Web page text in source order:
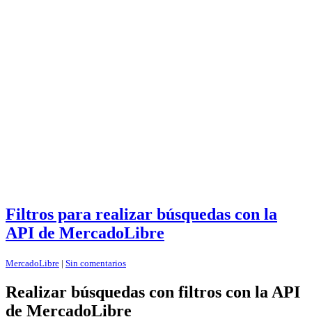
Filtros para realizar búsquedas con la
API de MercadoLibre
MercadoLibre | Sin comentarios
Realizar búsquedas con filtros con la API
de MercadoLibre